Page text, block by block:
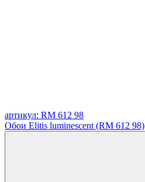
артикул: RM 612 98
Обои Elitis luminescent (RM 612 98)